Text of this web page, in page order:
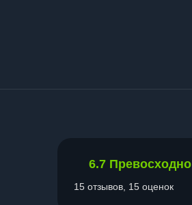
6.7 Превосходно
15 отзывов, 15 оценок